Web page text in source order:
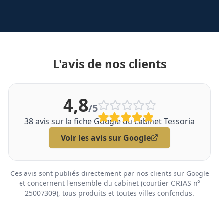
L'avis de nos clients
4,8/5
38avis sur la fiche Google du cabinet Tessoria
Voir les avis sur Google
Ces avis sont publiés directement par nos clients sur Google
et concernent l'ensemble du cabinet (courtier ORIAS n°
25007309), tous produits et toutes villes confondus.